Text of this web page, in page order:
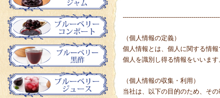
（個人情報の定義）
個人情報とは、個人に関する情
個人を識別し得る情報をいいます
（個人情報の収集・利用）
当社は、以下の目的のため、そ